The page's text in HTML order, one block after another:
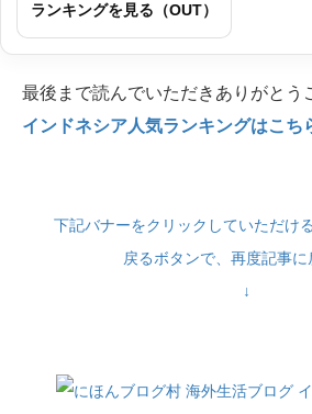
ランキングを見る（OUT）
最後まで読んでいただきありがとう
インドネシア人気ランキングはこ
下記バナーをクリックしていただけ
戻るボタンで、再度記事に
↓